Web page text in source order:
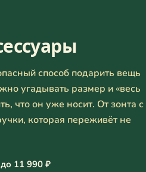
способ подарить вещь
угадывать размер и «весь
что он уже носит. От зонта с
которая переживёт не
11 990 ₽